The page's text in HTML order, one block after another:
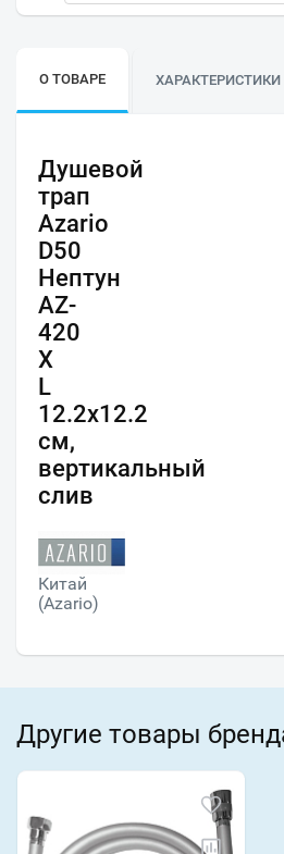
О ТОВАРЕ ХАРАКТЕРИСТИКИ
Душевой
трап
Azario
D50
Нептун
AZ-
420
X
L
12.2х12.2
см,
вертикальный
слив
Китай
(Azario)
Другие товары